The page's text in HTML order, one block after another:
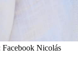
Facebook Nicolás